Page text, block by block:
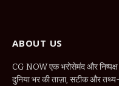
ABOUT US
CG NOW एक भरोसेमंद और
दुनिया भर की ताज़ा, सटीक और